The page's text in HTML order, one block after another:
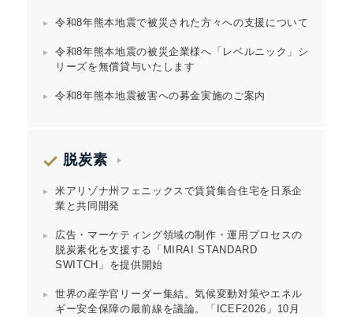
令和8年熊本地震で被災された方々への支援について
令和8年熊本地震の被災企業様へ「レベルニック」シ
リーズを無償貸与いたします
令和8年熊本地震被害への募金実施のご案内
脱炭素
米アリゾナ州フェニックスで賃貸集合住宅を日系企
業と共同開発
広告・マーケティング領域の制作・運用プロセスの
脱炭素化を支援する「MIRAI STANDARD
SWITCH」を提供開始
世界の産学官リーダー集結。気候変動対策やエネル
ギー安全保障の最前線を議論。「ICEF2026」10月
Japanese